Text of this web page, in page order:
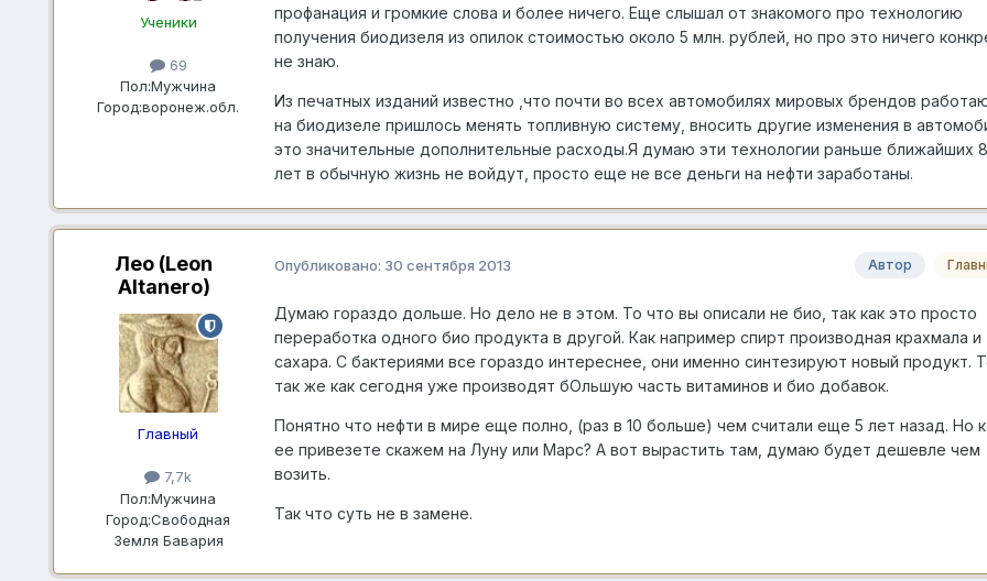
Ученики
69
Пол:Мужчина
Город:воронеж.обл.
профанация и громкие слова и более ничего. Еще слышал от знакомого про технологию
получения биодизеля из опилок стоимостью около 5 млн. рублей, но про это ничего
не знаю.
Из печатных изданий известно ,что почти во всех автомобилях мировых брендов
на биодизеле пришлось менять топливную систему, вносить другие изменения в
это значительные дополнительные расходы.Я думаю эти технологии раньше ближайших
лет в обычную жизнь не войдут, просто еще не все деньги на нефти заработаны.
Лео (Leon
Altanero)
Главный
7,7k
Пол:Мужчина
Город:Свободная
Земля Бавария
Автор
Опубликовано: 30 сентября 2013
Думаю гораздо дольше. Но дело не в этом. То что вы описали не био, так как это просто
переработка одного био продукта в другой. Как например спирт производная крахмала и
сахара. С бактериями все гораздо интереснее, они именно синтезируют новый продукт.
так же как сегодня уже производят бОльшую часть витаминов и био добавок.
Понятно что нефти в мире еще полно, (раз в 10 больше) чем считали еще 5 лет назад. Но
ее привезете скажем на Луну или Марс? А вот вырастить там, думаю будет дешевле чем
возить.
Так что суть не в замене.